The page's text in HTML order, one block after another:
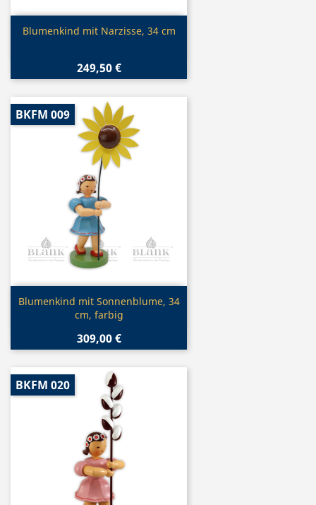
 Vorschau
Blumenkind mit Narzisse, 34 cm
249,50 €
Vorschau
Blumenkind mit Sonnenblume, 34
cm, farbig
309,00 €
BKFM 009
BKFM 020